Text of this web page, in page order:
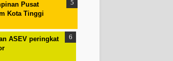
Pusat
Kota Tinggi
ASEV peringkat